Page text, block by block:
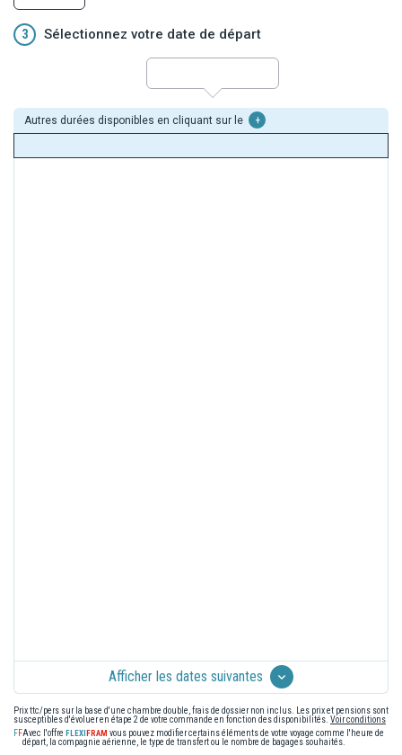
3 Sélectionnez votre date de départ
Autres durées disponibles en cliquant sur le +
Afficher les dates suivantes
Prix ttc/pers sur la base d'une chambre double, frais de dossier non inclus. Les prix et pensions sont
susceptibles d'évoluer en étape 2 de votre commande en fonction des disponibilités. Voir conditions
Avec l'offre
vous pouvez modifier certains éléments de votre voyage comme l'heure de
départ, la compagnie aérienne, le type de transfert ou le nombre de bagages souhaités.